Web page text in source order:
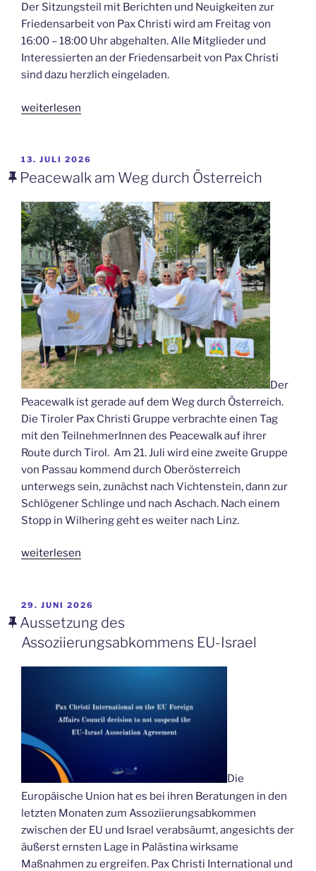
Der Sitzungsteil mit Berichten und Neuigkeiten zur
Friedensarbeit von Pax Christi wird am Freitag von
16:00 – 18:00 Uhr abgehalten. Alle Mitglieder und
Interessierten an der Friedensarbeit von Pax Christi
sind dazu herzlich eingeladen.
„Generalversammlung
Christi
Österreich
Oktober
2026“
weiterlesen
VERÖFFENTLICHT
AM
13. JULI 2026
Peacewalk am Weg durch Österreich
Der
Peacewalk ist gerade auf dem Weg durch Österreich.
Die Tiroler Pax Christi Gruppe verbrachte einen Tag
mit den TeilnehmerInnen des Peacewalk auf ihrer
Route durch Tirol. Am 21. Juli wird eine zweite Gruppe
von Passau kommend durch Oberösterreich
unterwegs sein, zunächst nach Vichtenstein, dann zur
Schlögener Schlinge und nach Aschach. Nach einem
Stopp in Wilhering geht es weiter nach Linz.
„Peacewalk
durch
Österreich“
weiterlesen
VERÖFFENTLICHT
AM
29. JUNI 2026
Aussetzung des
Assoziierungsabkommens EU-Israel
Die
Europäische Union hat es bei ihren Beratungen in den
letzten Monaten zum Assoziierungsabkommen
zwischen der EU und Israel verabsäumt, angesichts der
äußerst ernsten Lage in Palästina wirksame
Maßnahmen zu ergreifen. Pax Christi International und